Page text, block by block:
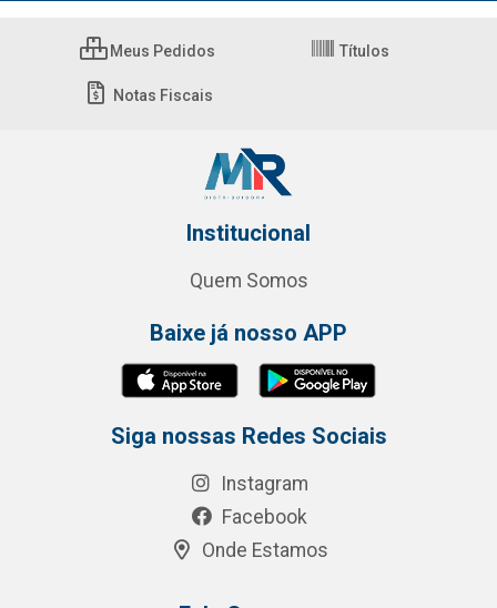
Meus Pedidos Títulos
Notas Fiscais
Institucional
Quem Somos
Baixe já nosso APP
Siga nossas Redes Sociais
Instagram
Facebook
Onde Estamos